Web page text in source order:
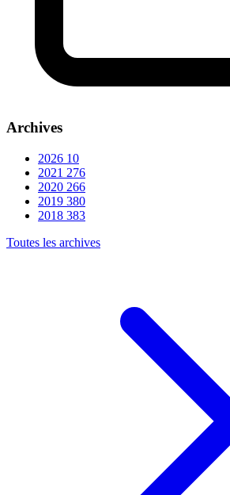
Archives
2026 10
2021 276
2020 266
2019 380
2018 383
Toutes les archives